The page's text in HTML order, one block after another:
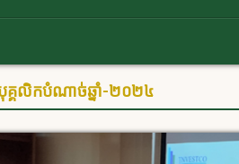
បុគ្គលិកបំណាច់ឆ្នាំ-២០២៤